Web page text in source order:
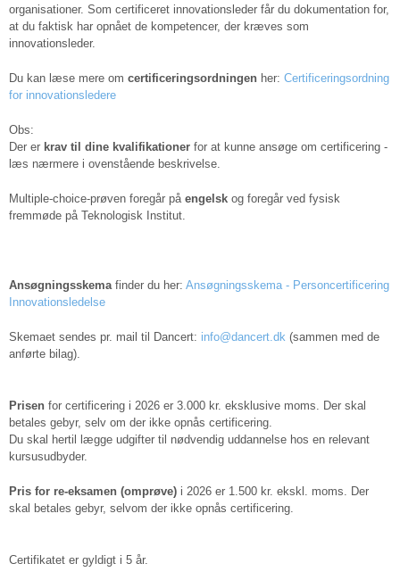
organisationer. Som certificeret innovationsleder får du dokumentation for,
at du faktisk har opnået de kompetencer, der kræves som
innovationsleder.
Du kan læse mere om certificeringsordningen her: Certificeringsordning
for innovationsledere
Obs:
Der er krav til dine kvalifikationer for at kunne ansøge om certificering -
læs nærmere i ovenstående beskrivelse.
Multiple-choice-prøven foregår på engelsk og foregår ved fysisk
fremmøde på Teknologisk Institut.
Ansøgningsskema finder du her: Ansøgningsskema - Personcertificering
Innovationsledelse
Skemaet sendes pr. mail til Dancert: info@dancert.dk (sammen med de
anførte bilag).
Prisen for certificering i 2026 er 3.000 kr. eksklusive moms. Der skal
betales gebyr, selv om der ikke opnås certificering.
Du skal hertil lægge udgifter til nødvendig uddannelse hos en relevant
kursusudbyder.
Pris for re-eksamen (omprøve) i 2026 er 1.500 kr. ekskl. moms. Der
skal betales gebyr, selvom der ikke opnås certificering.
Certifikatet er gyldigt i 5 år.